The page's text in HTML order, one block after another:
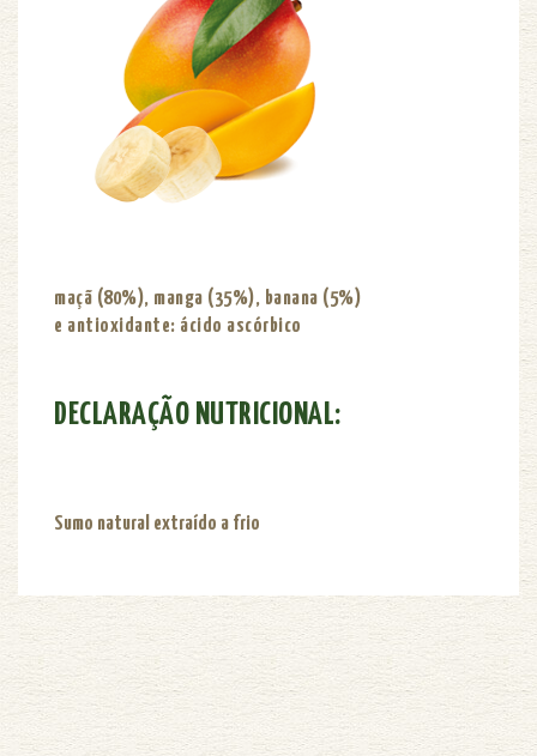
maçã (80%), manga (35%), banana (5%)
e antioxidante: ácido ascórbico
DECLARAÇÃO NUTRICIONAL:
Sumo natural extraído a frio